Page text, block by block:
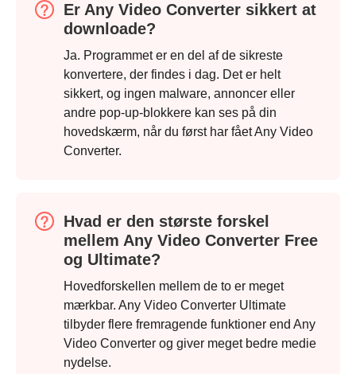
Er Any Video Converter sikkert at
downloade?
Ja. Programmet er en del af de sikreste
konvertere, der findes i dag. Det er helt
sikkert, og ingen malware, annoncer eller
andre pop-up-blokkere kan ses på din
hovedskærm, når du først har fået Any Video
Converter.
Hvad er den største forskel
mellem Any Video Converter Free
og Ultimate?
Hovedforskellen mellem de to er meget
mærkbar. Any Video Converter Ultimate
tilbyder flere fremragende funktioner end Any
Video Converter og giver meget bedre medie
nydelse.